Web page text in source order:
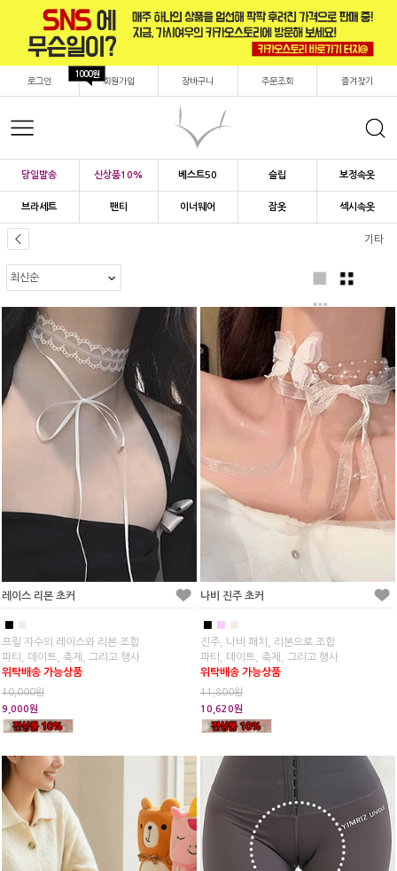
로그인 회원가입
1000원
장바구니 주문조회 즐겨찾기
당일발송 신상품10% 베스트50 슬립 보정속옷
브라세트 팬티 이너웨어 잠옷 섹시속옷
기타
레이스 리본 초커
■
프릴 자수의 레이스와 리본 조합
파티, 데이트, 축제, 그리고 행사
위탁배송 가능상품
10,000원
9,000원
나비 진주 초커
■ ■
진주, 나비 패치, 리본으로 조합
파티, 데이트, 축제, 그리고 행사
위탁배송 가능상품
11,800원
10,620원